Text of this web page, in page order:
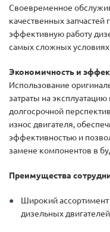
Своевременное
качественных запчастей
эффективную работу
самых сложных условиях
Экономичность и
Использование
затраты на
долгосрочной
износ двигателя,
эффективностью и
замене компонентов в
Преимущества
Широкий ассортимент
дизельных